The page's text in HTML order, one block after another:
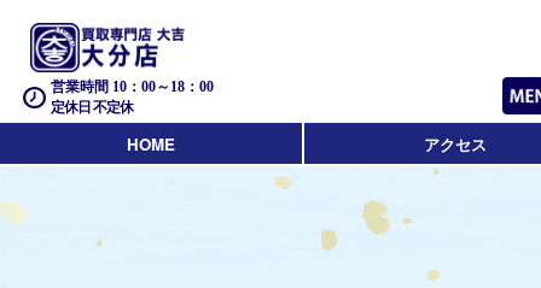
営業時間 10：00～18：00
定休日 不定休
HOME アクセス